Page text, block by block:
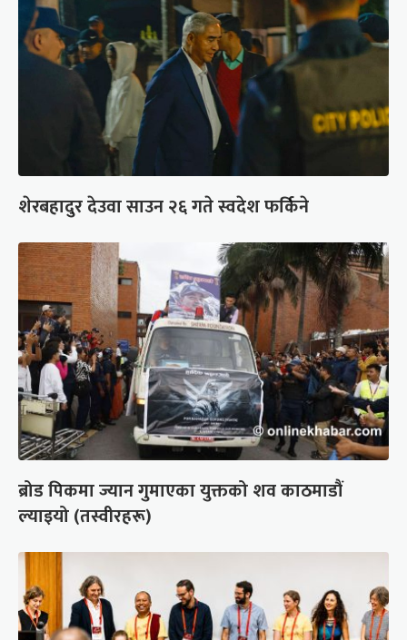
शेरबहादुर देउवा साउन २६ गते स्वदेश फर्किने
ब्रोड पिकमा ज्यान गुमाएका युक्तको शव काठमाडौं
ल्याइयो (तस्वीरहरू)